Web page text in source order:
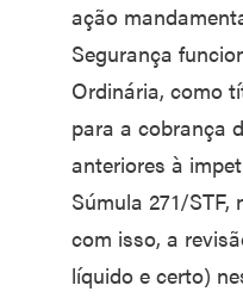
ação
Segurança
Ordinária, como
para a cobrança
anteriores à
Súmula 271/STF,
com isso, a
líquido e certo)